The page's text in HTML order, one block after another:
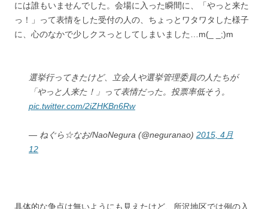
には誰もいませんでした。会場に入った瞬間に、「やっと来た
っ！」って表情をした受付の人の、ちょっとワタワタした様子
に、心のなかで少しクスっとしてしまいました…m(_ _;)m
選挙行ってきたけど、立会人や選挙管理委員の人たちが
「やっと人来た！」って表情だった。投票率低そう。
pic.twitter.com/2iZHKBn6Rw
— ねぐら☆なお/NaoNegura (@neguranao) 2015, 4月
12
具体的な争点は無いようにも見えたけど、所沢地区では例の入